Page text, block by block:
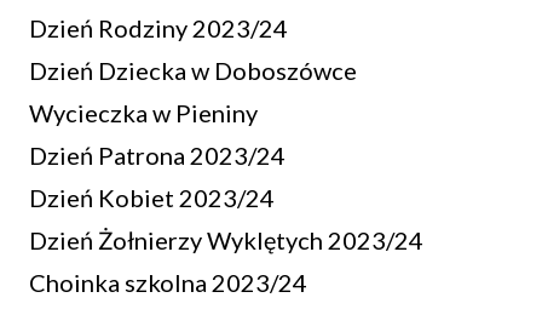
Dzień Rodziny 2023/24
Dzień Dziecka w Doboszówce
Wycieczka w Pieniny
Dzień Patrona 2023/24
Dzień Kobiet 2023/24
Dzień Żołnierzy Wyklętych 2023/24
Choinka szkolna 2023/24